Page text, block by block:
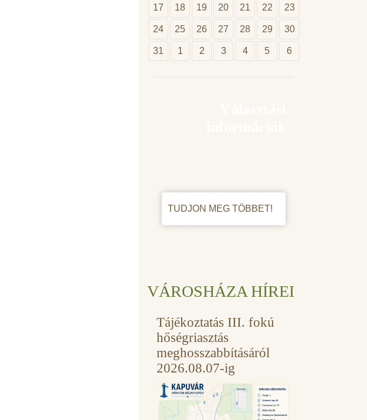
17 18 19 20 21 22 23
24 25 26 27 28 29 30
31 1 2 3 4 5 6
TUDJON MEG TÖBBET!
VÁROSHÁZA HÍREI
Tájékoztatás III. fokú
hőségriasztás
meghosszabbításáról
2026.08.07-ig